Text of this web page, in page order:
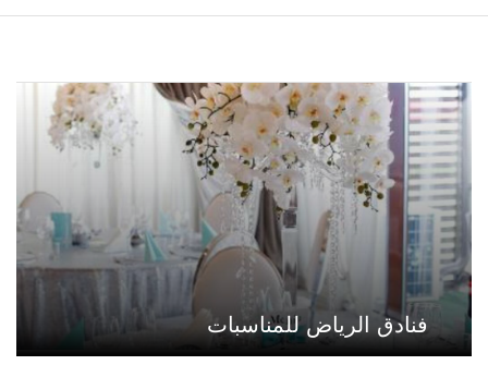
فنادق الرياض للمناسبات